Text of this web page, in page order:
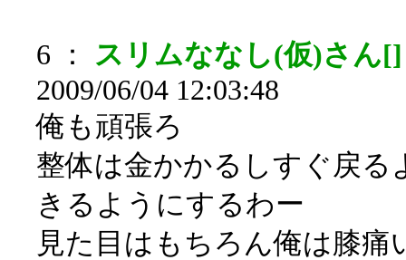
6 ： スリムななし(仮)さん[]
2009/06/04 12:03:48
俺も頑張ろ
整体は金かかるしすぐ戻る
きるようにするわー
見た目はもちろん俺は膝